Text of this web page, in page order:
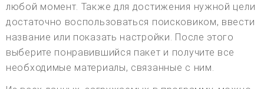
любой момент. Также для достижения нужной цели
достаточно воспользоваться поисковиком, ввести
название или показать настройки. После этого
выберите понравившийся пакет и получите все
необходимые материалы, связанные с ним.